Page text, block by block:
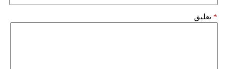
تعليق *